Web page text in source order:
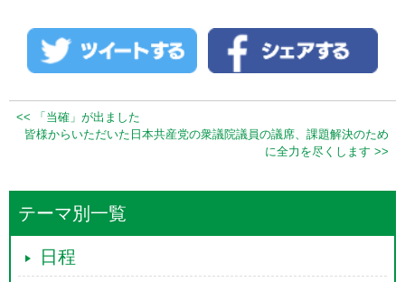
<< 「当確」が出ました
皆様からいただいた日本共産党の衆議院議員の議席、課題解決のため
に全力を尽くします >>
テーマ別一覧
日程